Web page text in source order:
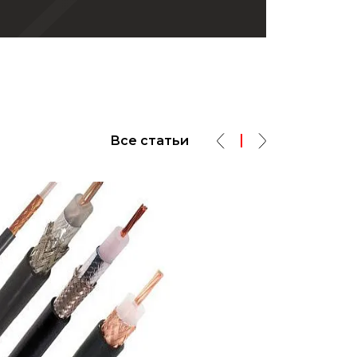
Все статьи